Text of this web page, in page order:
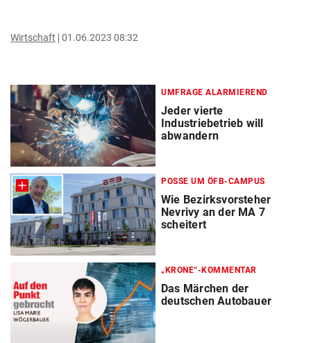
Wirtschaft 01.06.2023 08:32
UMFRAGE ALARMIEREND
Jeder vierte
Industriebetrieb will
abwandern
POSSE UM ÖFB-CAMPUS
Wie Bezirksvorsteher
Nevrivy an der MA 7
scheitert
„KRONE“-KOMMENTAR
Das Märchen der
deutschen Autobauer